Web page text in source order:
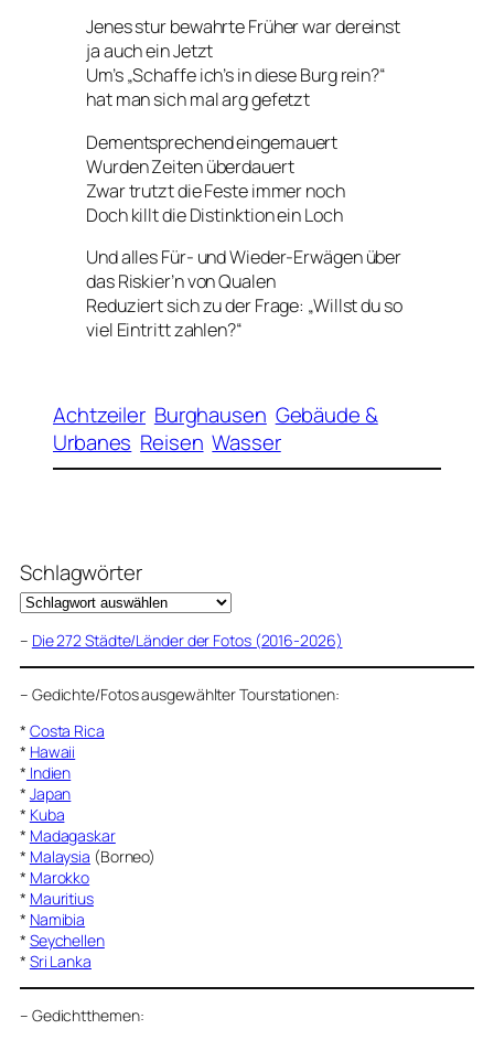
Jenes stur bewahrte Früher war dereinst
ja auch ein Jetzt
Um’s „Schaffe ich’s in diese Burg rein?“
hat man sich mal arg gefetzt
Dementsprechend eingemauert
Wurden Zeiten überdauert
Zwar trutzt die Feste immer noch
Doch killt die Distinktion ein Loch
Und alles Für- und Wieder-Erwägen über
das Riskier’n von Qualen
Reduziert sich zu der Frage: „Willst du so
viel Eintritt zahlen?“
Achtzeiler Burghausen Gebäude &
Urbanes Reisen Wasser
Schlagwörter
– Die 272 Städte/Länder der Fotos (2016-2026)
– Gedichte/Fotos ausgewählter Tourstationen:
* Costa Rica
* Hawaii
* Indien
* Japan
* Kuba
* Madagaskar
* Malaysia (Borneo)
* Marokko
* Mauritius
* Namibia
* Seychellen
* Sri Lanka
– Gedichtthemen: